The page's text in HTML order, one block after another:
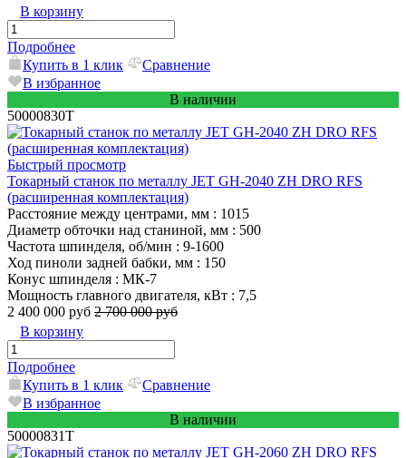
В корзину
Подробнее
Купить в 1 клик
Сравнение
В избранное
В наличии
50000830T
Быстрый просмотр
Токарный станок по металлу JET GH-2040 ZH DRO RFS
(расширенная комплектация)
Расстояние между центрами, мм : 1015
Диаметр обточки над станиной, мм : 500
Частота шпинделя, об/мин : 9-1600
Ход пиноли задней бабки, мм : 150
Конус шпинделя : МК-7
Мощность главного двигателя, кВт : 7,5
2 400 000 руб 2 700 000 руб
В корзину
Подробнее
Купить в 1 клик
Сравнение
В избранное
В наличии
50000831T